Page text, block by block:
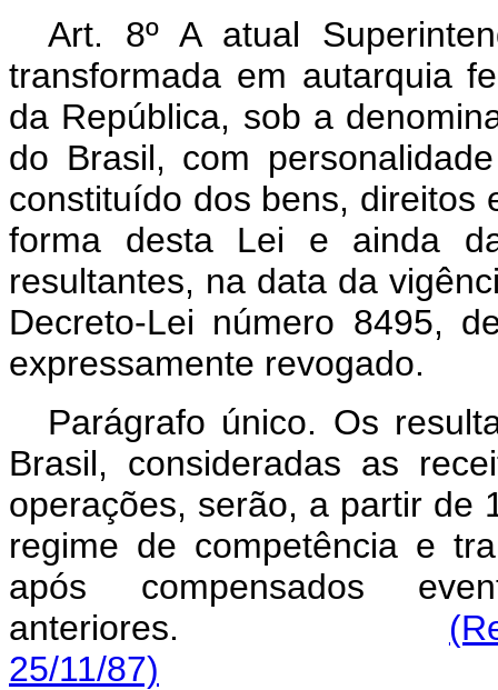
Art. 8º A atual
transformada em autarquia
da República, sob a
do Brasil, com
constituído dos bens, direitos
forma desta Lei e ainda
resultantes, na data da
Decreto-Lei número 8495,
expressamente revogado.
Parágrafo único. Os
Brasil, consideradas as
operações, serão, a partir de
regime de competência e
após compensados
anteriores.
25/11/87)